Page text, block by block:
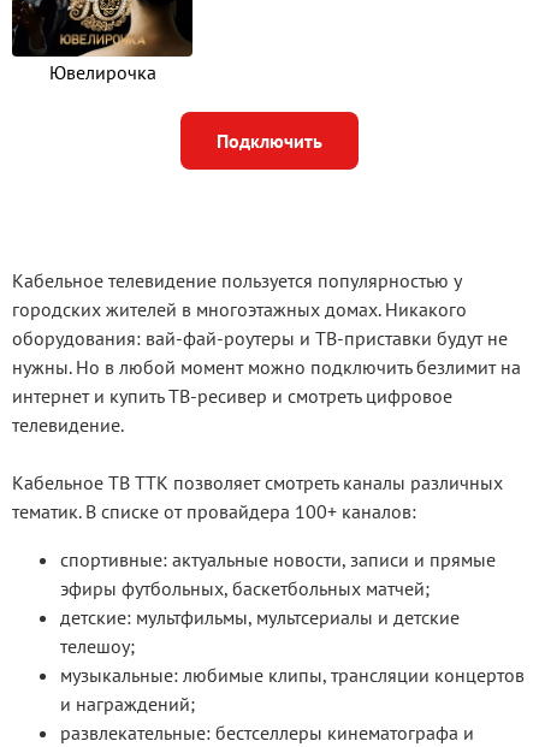
Ювелирочка
Подключить
Кабельное телевидение пользуется популярностью у
городских жителей в многоэтажных домах. Никакого
оборудования: вай-фай-роутеры и ТВ-приставки будут не
нужны. Но в любой момент можно подключить безлимит на
интернет и купить ТВ-ресивер и смотреть цифровое
телевидение.
Кабельное ТВ ТТК позволяет смотреть каналы различных
тематик. В списке от провайдера 100+ каналов:
спортивные: актуальные новости, записи и прямые
эфиры футбольных, баскетбольных матчей;
детские: мультфильмы, мультсериалы и детские
телешоу;
музыкальные: любимые клипы, трансляции концертов
и награждений;
развлекательные: бестселлеры кинематографа и